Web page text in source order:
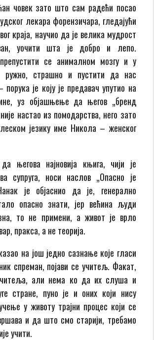
човек зато што сам радећи посао
лекара форензичара, гледајући
краја, научио да је велика мудрост
уочити шта је добро и лепо.
се анималном мозгу и у
ружно, страшно и пустити да нас
је коју је предавач упутио на
уз објашњење да његов „бренд
настао из помодарства, него зато
језику име Никола – женског
његова најновија књига, чији је
супруга, носи наслов „Опасно је
је објаснио да је, генерално
опасно знати, јер већина људи
то не примени, а живот је врло
пракса, а не теорија.
на још једно сазнање које гласи
спреман, појави се учитељ. Факат,
али нема ко да их слуша и
стране, пуно је и оних који нису
у животу трајни процес који се
и да што смо старији, требамо
учити.